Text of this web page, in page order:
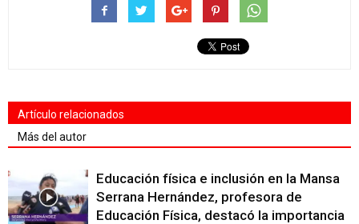
Artículo relacionados
Más del autor
Educación física e inclusión en la Mansa
Serrana Hernández, profesora de
Educación Física, destacó la importancia